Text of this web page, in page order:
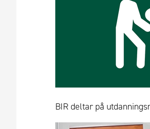
BIR deltar på